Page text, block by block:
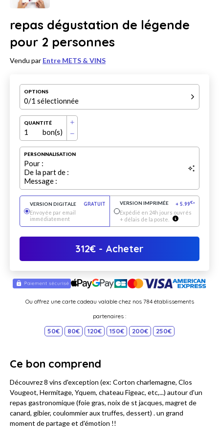
repas dégustation de légende
pour 2 personnes
Vendu par Entre METS & VINS
OPTIONS
0/1 sélectionnée
QUANTITÉ
1 bon(s)
PERSONNALISATION
Pour :
De la part de :
Message :
VERSION DIGITALE
GRATUIT
Envoyée par email
immédiatement
VERSION IMPRIMÉE + 5.99€*
Expédié en 24h jours ouvrés
+ délais de la poste.
312€ - Acheter
Ou offrez une carte cadeau valable chez nos 784 établissements
partenaires :
50€ 80€ 120€ 150€ 200€ 250€
Ce bon comprend
Découvrez 8 vins d'exception (ex: Corton charlemagne, Clos
Vougeot, Hermitage, Yquem, chateau Figeac, etc,...) autour d'un
repas gastronomique (foie gras, noix de st jacques, magret de
canard, gibier, coulommier aux truffes, dessert) . un grand
moment de partage et d'émotion !!